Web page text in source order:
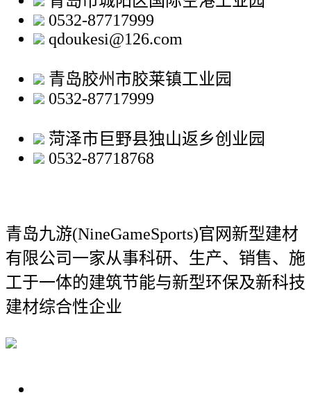
0532-87717999
qdoukesi@126.com
青岛胶州市胶莱镇工业园
0532-87717999
菏泽市巨野县独山返乡创业园
0532-87718768
青岛九游(NineGameSports)官网新型建材
有限公司一家从事科研、生产、销售、施
工于一体的建筑节能与新型环保及新科技
建材综合性企业